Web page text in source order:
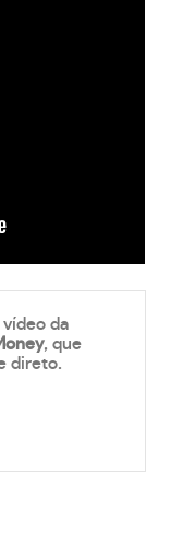
da
, que
direto.